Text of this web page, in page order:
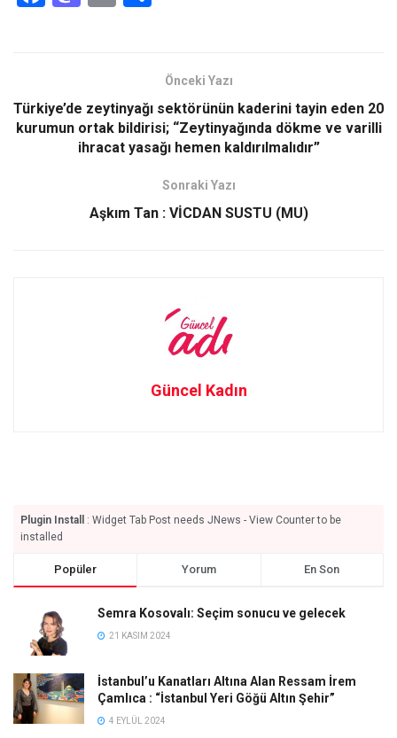
o
o
d
o
n
Önceki Yazı
Türkiye’de zeytinyağı sektörünün kaderini tayin eden 20
kurumun ortak bildirisi; “Zeytinyağında dökme ve varilli
ihracat yasağı hemen kaldırılmalıdır”
Sonraki Yazı
Aşkım Tan : VİCDAN SUSTU (MU)
Güncel Kadın
Plugin Install
: Widget Tab Post needs JNews - View Counter to be
installed
Popüler Yorum En Son
Semra Kosovalı: Seçim sonucu ve gelecek
21 KASIM 2024
İstanbul’u Kanatları Altına Alan Ressam İrem
Çamlıca : “İstanbul Yeri Göğü Altın Şehir”
4 EYLÜL 2024